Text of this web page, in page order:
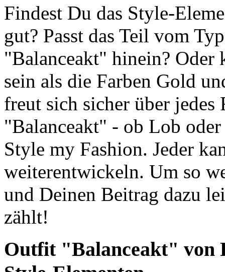
Findest Du das Style-
gut? Passt das Teil vom
"Balanceakt" hinein? Oder
sein als die Farben Gold
freut sich sicher über
"Balanceakt" - ob Lob
Style my Fashion. Jeder
weiterentwickeln. Um so
und Deinen Beitrag dazu
zählt!
Outfit "Balanceakt" von